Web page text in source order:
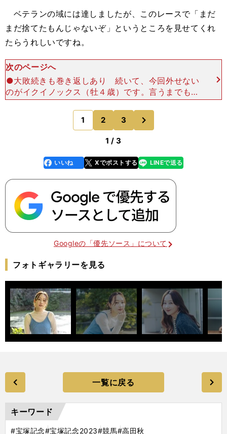
ベテランの域には達しましたが、このレースで「まだ
まだ捨てたもんじゃないぞ」というところを見せてくれ
たらうれしいですね。
次のページへ
●大敗続きも巻き返しあり 続いて、今回外せない
のがイクイノックス（牡４歳）です。言うまでもな
く能力は抜けていると思いますし、前走のＧⅠドバ
イシーマクラシックから３カ月ぶりになりますが、
調整も順調にい
1 2 3
1 / 3
faceboo
k
いいね Xでポストする
line LINEで送る
Googleの「優先ソース」について
フォトギャラリーを見る
一覧に戻る
キーワード
#宝塚記念#宝塚記念2023#競馬#高田秋